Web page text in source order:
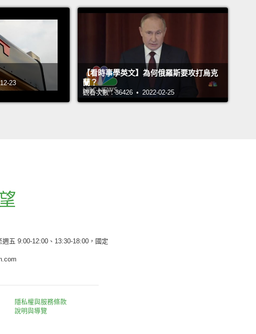
23
【看時事學英文】為何俄羅斯要攻打烏克
蘭？
觀看次數：36426 • 2022-02-25
週五 9:00-12:00、13:30-18:00，國定
隱私權與服務條款
說明與導覽